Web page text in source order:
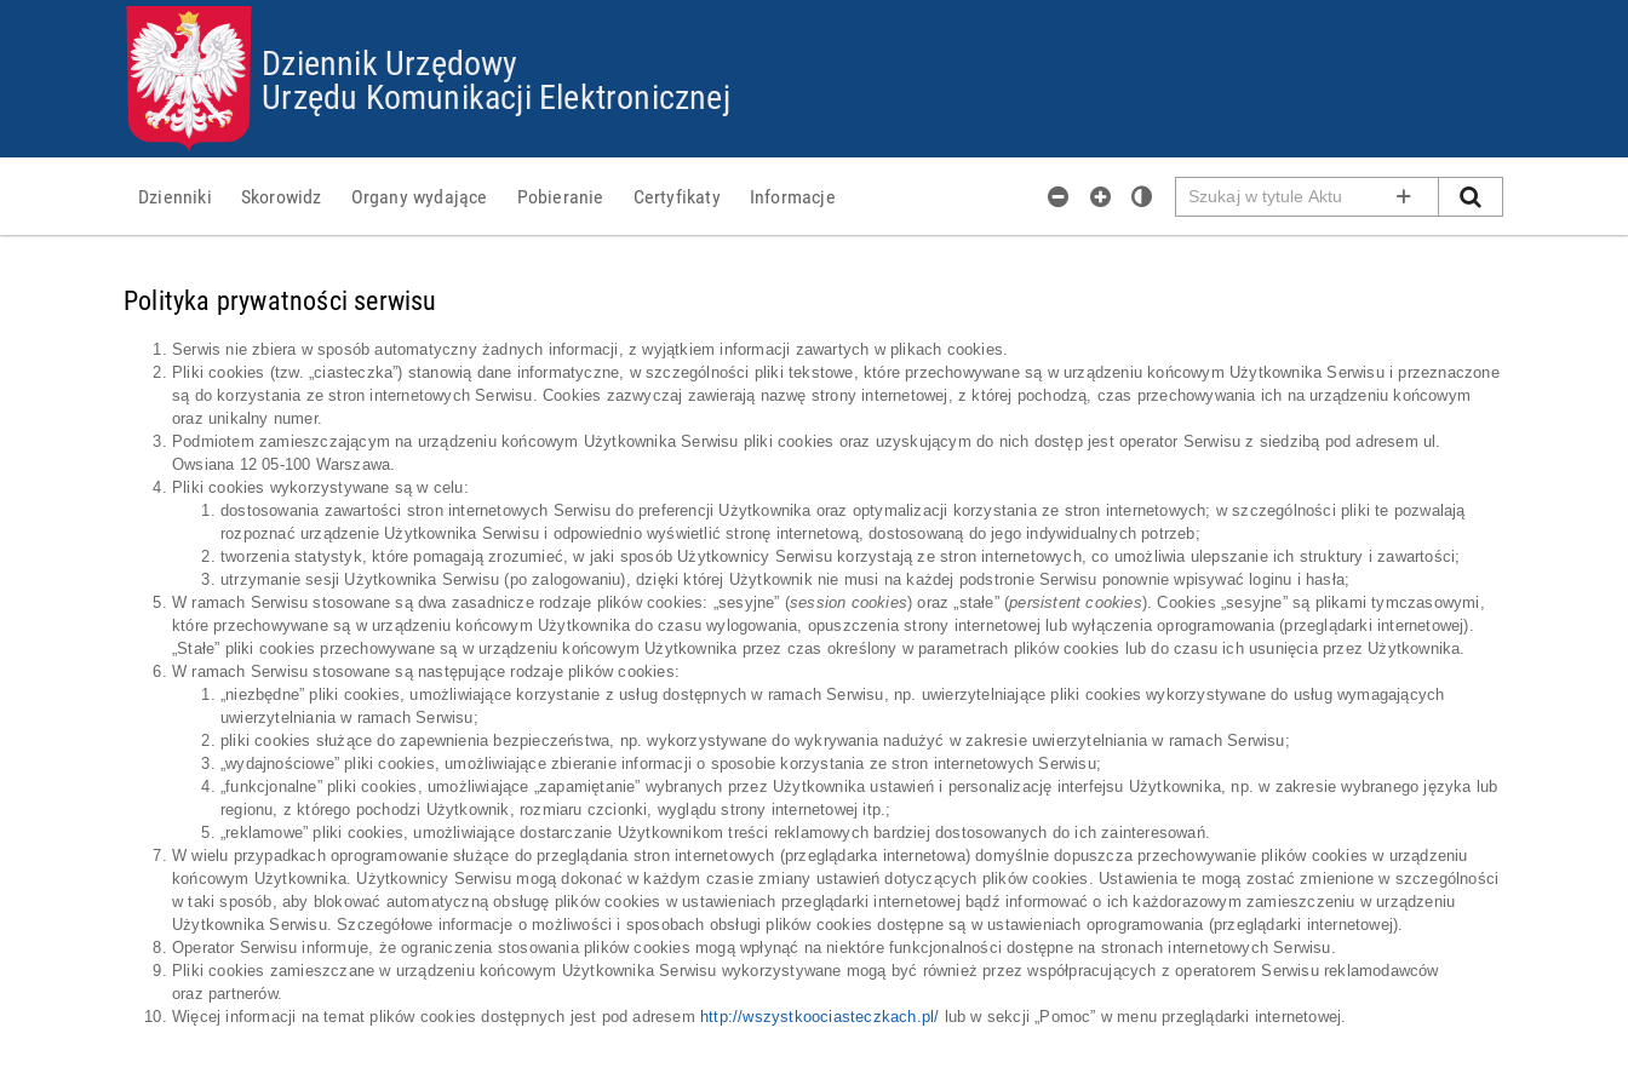
Dziennik Urzędowy
Urzędu Komunikacji Elektronicznej
Dzienniki Skorowidz Organy wydające Pobieranie Certyfikaty Informacje
Szukaj
tytule
WYSZUKIWANIE
Polityka prywatności serwisu
Serwis nie zbiera w sposób automatyczny żadnych informacji, z wyjątkiem informacji zawartych w plikach cookies.
Pliki cookies (tzw. „ciasteczka”) stanowią dane informatyczne, w szczególności pliki tekstowe, które przechowywane są w urządzeniu końcowym Użytkownika Serwisu i przeznaczone
są do korzystania ze stron internetowych Serwisu. Cookies zazwyczaj zawierają nazwę strony internetowej, z której pochodzą, czas przechowywania ich na urządzeniu końcowym
oraz unikalny numer.
Podmiotem zamieszczającym na urządzeniu końcowym Użytkownika Serwisu pliki cookies oraz uzyskującym do nich dostęp jest operator Serwisu z siedzibą pod adresem ul.
Owsiana 12 05-100 Warszawa.
Pliki cookies wykorzystywane są w celu:
dostosowania zawartości stron internetowych Serwisu do preferencji Użytkownika oraz optymalizacji korzystania ze stron internetowych; w szczególności pliki te pozwalają
rozpoznać urządzenie Użytkownika Serwisu i odpowiednio wyświetlić stronę internetową, dostosowaną do jego indywidualnych potrzeb;
tworzenia statystyk, które pomagają zrozumieć, w jaki sposób Użytkownicy Serwisu korzystają ze stron internetowych, co umożliwia ulepszanie ich struktury i zawartości;
utrzymanie sesji Użytkownika Serwisu (po zalogowaniu), dzięki której Użytkownik nie musi na każdej podstronie Serwisu ponownie wpisywać loginu i hasła;
W ramach Serwisu stosowane są dwa zasadnicze rodzaje plików cookies: „sesyjne” (session cookies) oraz „stałe” (persistent cookies). Cookies „sesyjne” są plikami tymczasowymi,
które przechowywane są w urządzeniu końcowym Użytkownika do czasu wylogowania, opuszczenia strony internetowej lub wyłączenia oprogramowania (przeglądarki internetowej).
„Stałe” pliki cookies przechowywane są w urządzeniu końcowym Użytkownika przez czas określony w parametrach plików cookies lub do czasu ich usunięcia przez Użytkownika.
W ramach Serwisu stosowane są następujące rodzaje plików cookies:
„niezbędne” pliki cookies, umożliwiające korzystanie z usług dostępnych w ramach Serwisu, np. uwierzytelniające pliki cookies wykorzystywane do usług wymagających
uwierzytelniania w ramach Serwisu;
pliki cookies służące do zapewnienia bezpieczeństwa, np. wykorzystywane do wykrywania nadużyć w zakresie uwierzytelniania w ramach Serwisu;
„wydajnościowe” pliki cookies, umożliwiające zbieranie informacji o sposobie korzystania ze stron internetowych Serwisu;
„funkcjonalne” pliki cookies, umożliwiające „zapamiętanie” wybranych przez Użytkownika ustawień i personalizację interfejsu Użytkownika, np. w zakresie wybranego języka lub
regionu, z którego pochodzi Użytkownik, rozmiaru czcionki, wyglądu strony internetowej itp.;
„reklamowe” pliki cookies, umożliwiające dostarczanie Użytkownikom treści reklamowych bardziej dostosowanych do ich zainteresowań.
W wielu przypadkach oprogramowanie służące do przeglądania stron internetowych (przeglądarka internetowa) domyślnie dopuszcza przechowywanie plików cookies w urządzeniu
końcowym Użytkownika. Użytkownicy Serwisu mogą dokonać w każdym czasie zmiany ustawień dotyczących plików cookies. Ustawienia te mogą zostać zmienione w szczególności
w taki sposób, aby blokować automatyczną obsługę plików cookies w ustawieniach przeglądarki internetowej bądź informować o ich każdorazowym zamieszczeniu w urządzeniu
Użytkownika Serwisu. Szczegółowe informacje o możliwości i sposobach obsługi plików cookies dostępne są w ustawieniach oprogramowania (przeglądarki internetowej).
Operator Serwisu informuje, że ograniczenia stosowania plików cookies mogą wpłynąć na niektóre funkcjonalności dostępne na stronach internetowych Serwisu.
Pliki cookies zamieszczane w urządzeniu końcowym Użytkownika Serwisu wykorzystywane mogą być również przez współpracujących z operatorem Serwisu reklamodawców
oraz partnerów.
Więcej informacji na temat plików cookies dostępnych jest pod adresem http://wszystkoociasteczkach.pl/ lub w sekcji „Pomoc” w menu przeglądarki internetowej.